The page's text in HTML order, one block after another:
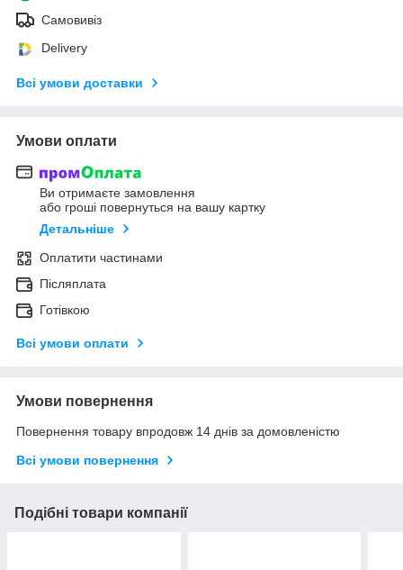
Самовивіз
Delivery
Всі умови доставки
Умови оплати
Ви отримаєте замовлення
або гроші повернуться на вашу картку
Детальніше
Оплатити частинами
Післяплата
Готівкою
Всі умови оплати
Умови повернення
Повернення товару впродовж 14 днів за домовленістю
Всі умови повернення
Подібні товари компанії